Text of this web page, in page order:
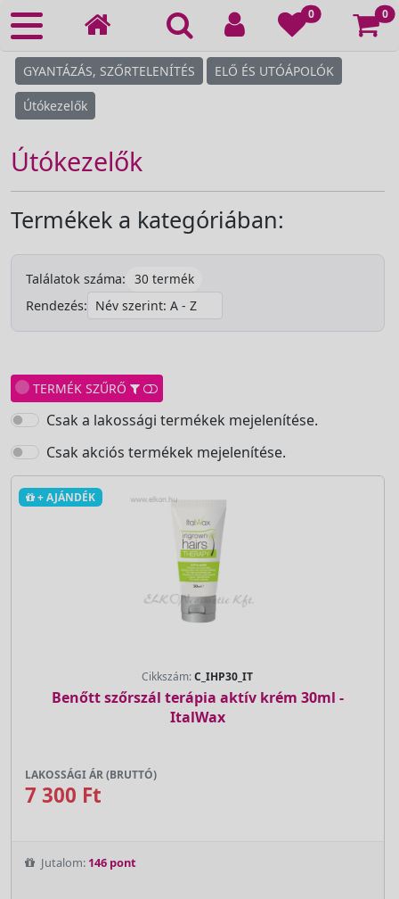
0 0
GYANTÁZÁS, SZŐRTELENÍTÉS ELŐ ÉS UTÓÁPOLÓK
Útókezelők
Útókezelők
Termékek a kategóriában:
Találatok száma: 30 termék
Rendezés:
TERMÉK SZŰRŐ
Csak a lakossági termékek mejelenítése.
Csak akciós termékek mejelenítése.
+ AJÁNDÉK
Cikkszám:C_IHP30_IT
Benőtt szőrszál terápia aktív krém 30ml -
ItalWax
LAKOSSÁGI ÁR (BRUTTÓ)
7 300 Ft
Jutalom: 146 pont